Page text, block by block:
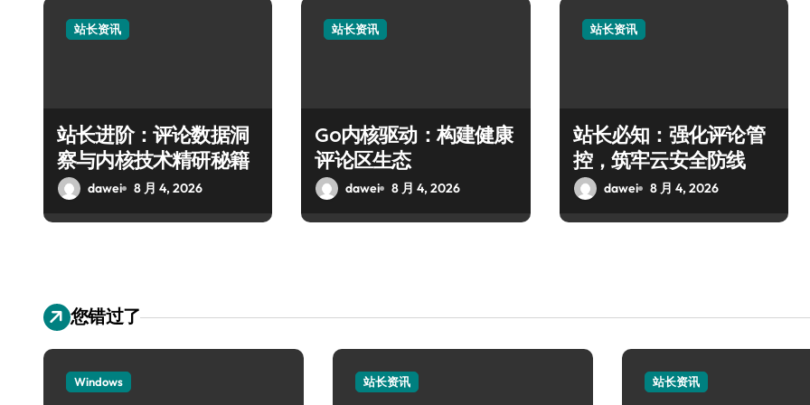
站长资讯
站长进阶：评论数据洞
察与内核技术精研秘籍
dawei 8 月 4, 2026
站长资讯
Go内核驱动：构建健康
评论区生态
dawei 8 月 4, 2026
站长资讯
站长必知：强化评论管
控，筑牢云安全防线
dawei 8 月 4, 2026
您错过了
Windows 站长资讯 站长资讯